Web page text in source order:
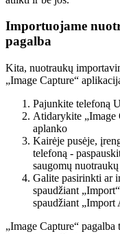
Importuojame
pagalba
Kita, nuotraukų
„Image Capture“
Pajunkite telefoną
Atidarykite „Image
aplanko
Kairėje pusėje,
telefoną -
saugomų
Galite pasirinkti ar
spaudžiant
spaudžiant „Import
„Image Capture“